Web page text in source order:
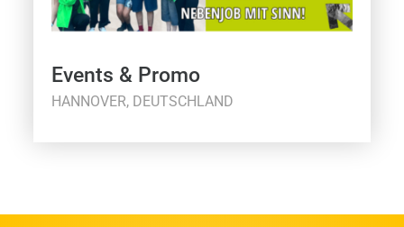
Events & Promo
HANNOVER, DEUTSCHLAND